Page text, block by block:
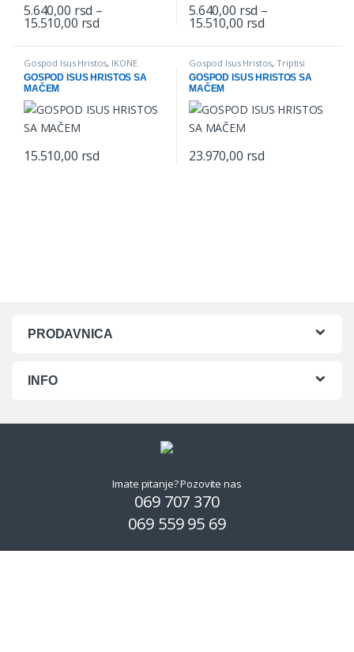
5.640,00 rsd –
15.510,00 rsd Price range: 5.640,00 rsd through 15.510,00
This product has multiple variants. The options may be chosen
5.640,00 rsd –
15.510,00 rsd
This product has multiple
Gospod Isus Hristos, IKONE
GOSPOD ISUS HRISTOS SA
MAČEM
15.510,00 rsd
This product has multiple variants. The options may be chosen
Gospod Isus Hristos,Triptisi
GOSPOD ISUS HRISTOS SA
MAČEM
23.970,00 rsd
PRODAVNICA
INFO
Imate pitanje? Pozovite nas
069 707 370
069 559 95 69